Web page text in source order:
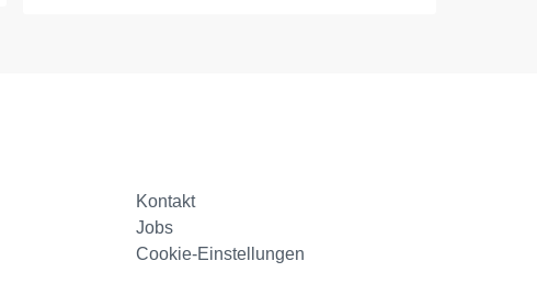
Kontakt
Jobs
Cookie-Einstellungen